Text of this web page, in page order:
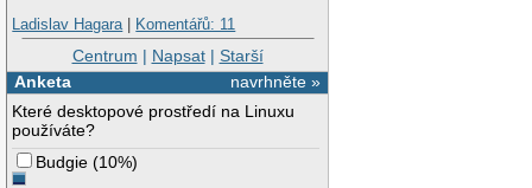
Ladislav Hagara| Komentářů: 11
Centrum | Napsat| Starší
navrhněte »
Anketa
Které desktopové prostředí na Linuxu
používáte?
Budgie (10%)